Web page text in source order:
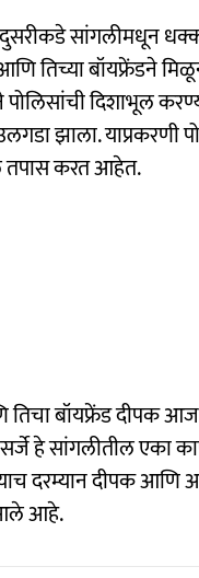
सांगलीमधून
आणि तिच्या बॉयफ्रेंडने
दिशाभूल
झाला. याप्रकरणी
तपास करत आहेत.
तिचा बॉयफ्रेंड दीपक
हे सांगलीतील एका
दरम्यान दीपक आणि
आले आहे.